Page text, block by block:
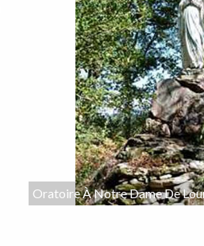
Oratoire À Notre Dame De